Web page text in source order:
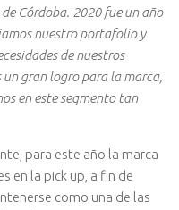
Córdoba. 2020 fue un año
nuestro portafolio y
de nuestros
un gran logro para la marca,
en este segmento tan
para este año la marca
en la pick up, a fin de
como una de las